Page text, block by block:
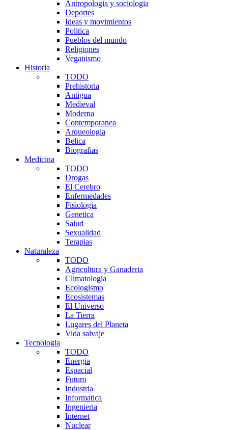
Antropologia y sociologia
Deportes
Ideas y movimientos
Politica
Pueblos del mundo
Religiones
Veganismo
Historia
TODO
Prehistoria
Antigua
Medieval
Moderna
Contemporanea
Arqueologia
Belica
Biografias
Medicina
TODO
Drogas
El Cerebro
Enfermedades
Fisiologia
Genetica
Salud
Sexualidad
Terapias
Naturaleza
TODO
Agricultura y Ganaderia
Climatologia
Ecologismo
Ecosistemas
El Universo
La Tierra
Lugares del Planeta
Vida salvaje
Tecnologia
TODO
Energia
Espacial
Futuro
Industria
Informatica
Ingenieria
Internet
Nuclear